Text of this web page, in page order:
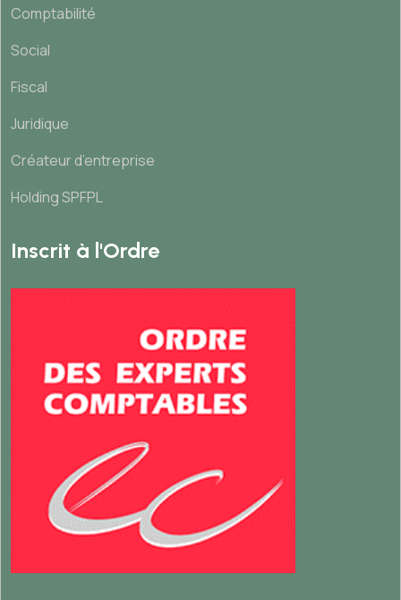
Comptabilité
Social
Fiscal
Juridique
Créateur d’entreprise
Holding SPFPL
Inscrit à l'Ordre